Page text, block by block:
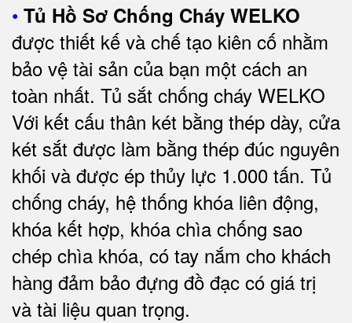
• Tủ Hồ Sơ Chống Cháy WELKO
được thiết kế và chế tạo kiên cố nhằm
bảo vệ tài sản của bạn một cách an
toàn nhất. Tủ sắt chống cháy WELKO
Với kết cấu thân két bằng thép dày, cửa
két sắt được làm bằng thép đúc nguyên
khối và được ép thủy lực 1.000 tấn. Tủ
chống cháy, hệ thống khóa liên động,
khóa kết hợp, khóa chìa chống sao
chép chìa khóa, có tay nắm cho khách
hàng đảm bảo đựng đồ đạc có giá trị
và tài liệu quan trọng.